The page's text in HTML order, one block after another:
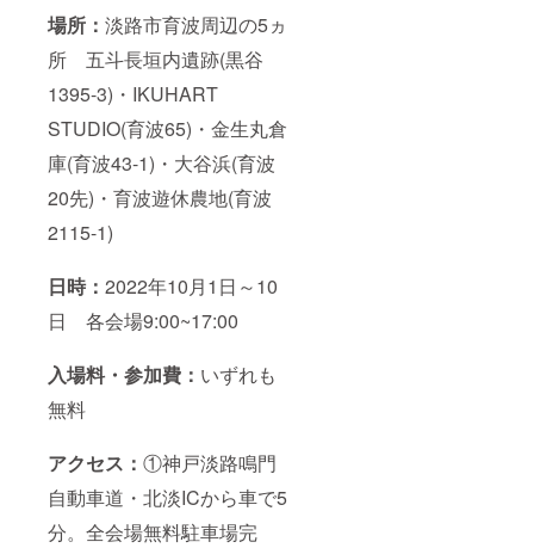
場所： 淡路市育波周辺の5ヵ
所 五斗長垣内遺跡(黒谷
1395-3)・IKUHART
STUDIO(育波65)・金生丸倉
庫(育波43-1)・大谷浜(育波
20先)・育波遊休農地(育波
2115-1)
日時： 2022年10月1日～10
日 各会場9:00~17:00
入場料・参加費： いずれも
無料
アクセス： ①神戸淡路鳴門
自動車道・北淡ICから車で5
分。全会場無料駐車場完